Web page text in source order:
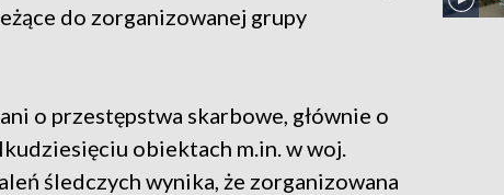
do zorganizowanej grupy
o przestępstwa skarbowe, głównie o
obiektach m.in. w woj.
śledczych wynika, że zorganizowana